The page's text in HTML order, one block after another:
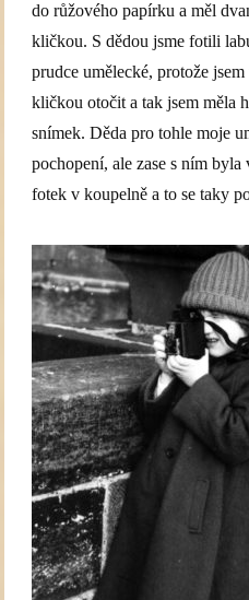
do růžového papírku a měl
kličkou. S dědou jsme fotili
prudce umělecké, protože
kličkou otočit a tak jsem měla
snímek. Děda pro tohle moje
pochopení, ale zase s ním
fotek v koupelně a to se taky